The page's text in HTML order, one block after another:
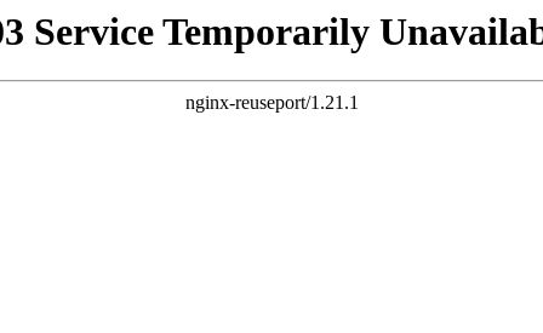
Service Temporarily
nginx-reuseport/1.21.1